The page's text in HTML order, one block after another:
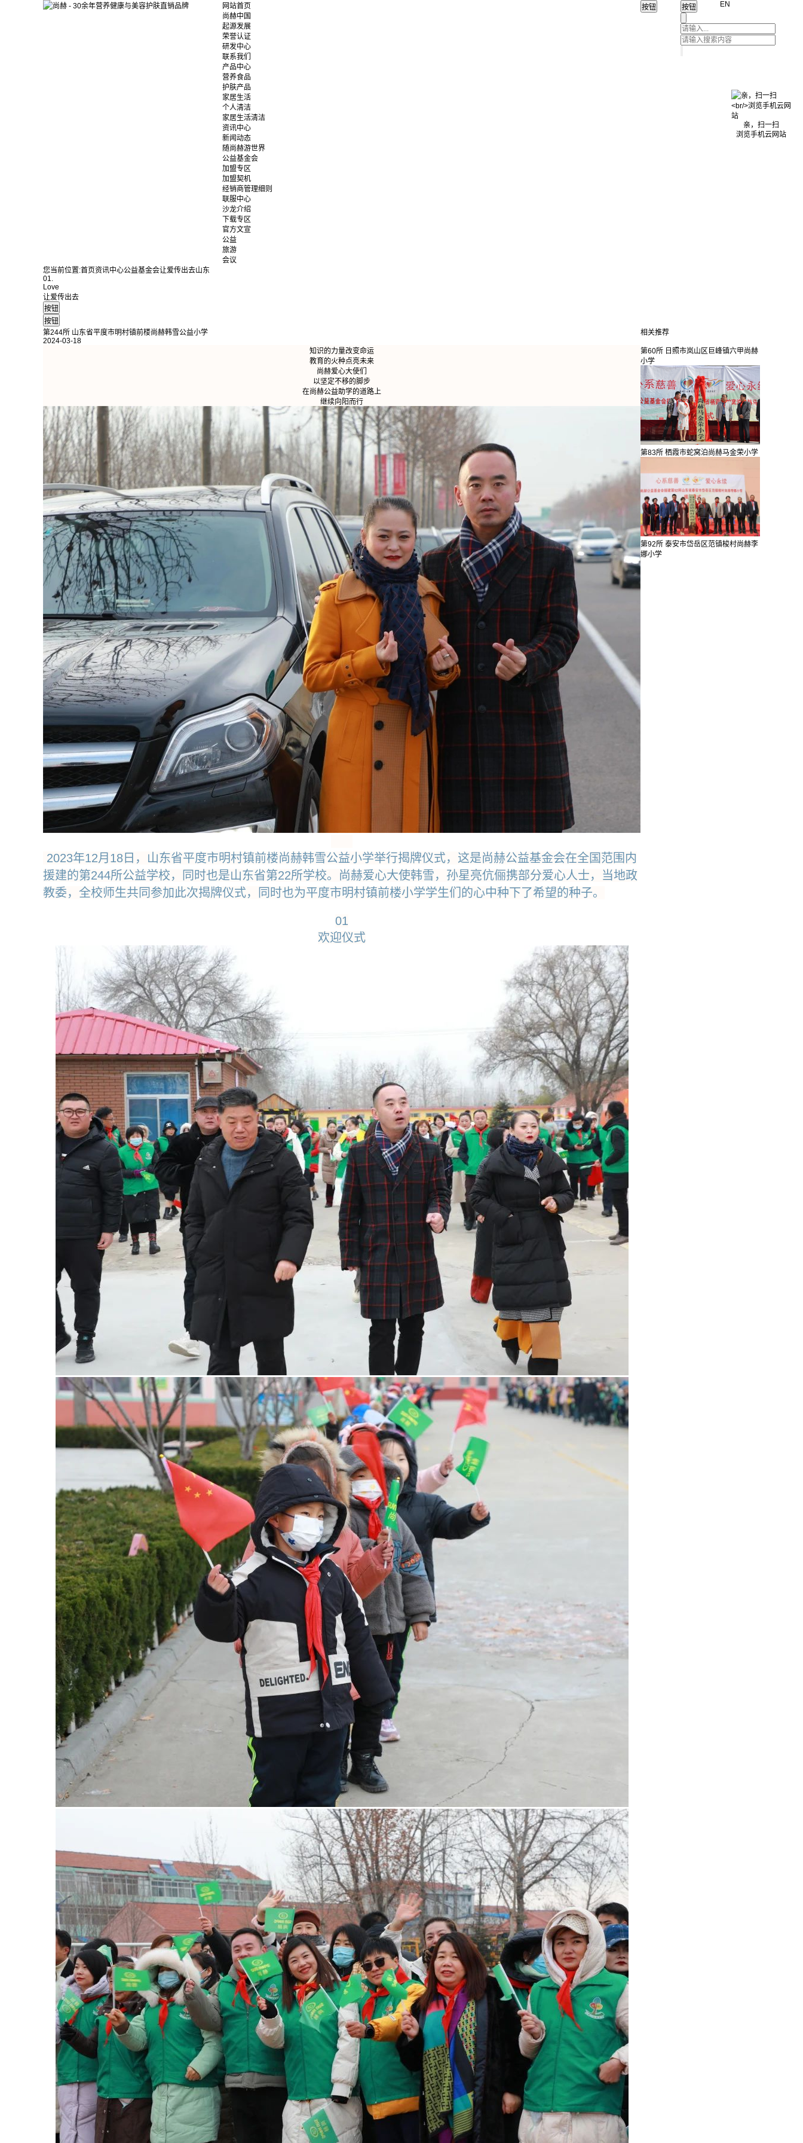
网站首页
尚赫中国
起源发展
荣誉认证
研发中心
联系我们
产品中心
营养食品
护肤产品
家居生活
个人清洁
家居生活清洁
资讯中心
新闻动态
随尚赫游世界
公益基金会
加盟专区
加盟契机
经销商管理细则
联服中心
沙龙介绍
下载专区
官方文宣
公益
旅游
会议
EN
您当前位置:首页资讯中心公益基金会让爱传出去山东
01.
Love
让爱传出去
第244所 山东省平度市明村镇前楼尚赫韩雪公益小学
2024-03-18
知识的力量改变命运
教育的火种点亮未来
尚赫爱心大使们
以坚定不移的脚步
在尚赫公益助学的道路上
继续向阳而行
2023年12月18日，山东省平度市明村镇前楼尚赫韩雪公益小学举行揭牌仪式，这是尚赫公益基金会在全国范围内
援建的第244所公益学校，同时也是山东省第22所学校。尚赫爱心大使韩雪，孙星亮伉俪携部分爱心人士，当地政
教委，全校师生共同参加此次揭牌仪式，同时也为平度市明村镇前楼小学学生们的心中种下了希望的种子。
01
欢迎仪式
相关推荐
第60所 日照市岚山区巨峰镇六甲尚赫
小学
第83所 栖霞市蛇窝泊尚赫马金荣小学
第92所 泰安市岱岳区范镇梭村尚赫李
娜小学
亲，扫一扫
浏览手机云网站